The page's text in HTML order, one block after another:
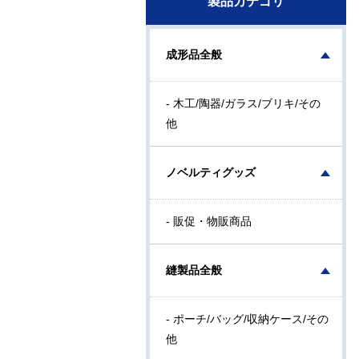
成形品全般
- 木工/陶器/ガラス/ブリキ/その
他
ノベルティグッズ
- 販促・物販商品
縫製品全般
- ポーチ/バッグ/収納ケース/その
他